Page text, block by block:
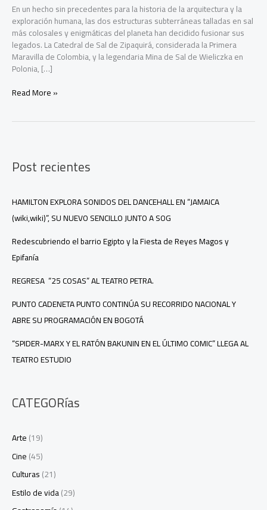
En un hecho sin precedentes para la historia de la arquitectura y la
exploración humana, las dos estructuras subterráneas talladas en sal
más colosales y enigmáticas del planeta han decidido fusionar sus
legados. La Catedral de Sal de Zipaquirá, considerada la Primera
Maravilla de Colombia, y la legendaria Mina de Sal de Wieliczka en
Polonia, […]
dos
unen
para
a
América
Latina
y
Europa
Read More »
Post recientes
HAMILTON EXPLORA SONIDOS DEL DANCEHALL EN “JAMAICA
(wiki,wiki)”, SU NUEVO SENCILLO JUNTO A SOG
Redescubriendo el barrio Egipto y la Fiesta de Reyes Magos y
Epifanía
REGRESA “25 COSAS” AL TEATRO PETRA.
PUNTO CADENETA PUNTO CONTINÚA SU RECORRIDO NACIONAL Y
ABRE SU PROGRAMACIÓN EN BOGOTÁ
“SPIDER-MARX Y EL RATÓN BAKUNIN EN EL ÚLTIMO COMIC” LLEGA AL
TEATRO ESTUDIO
CATEGORías
Arte(19)
Cine(45)
Culturas(21)
Estilo de vida(29)